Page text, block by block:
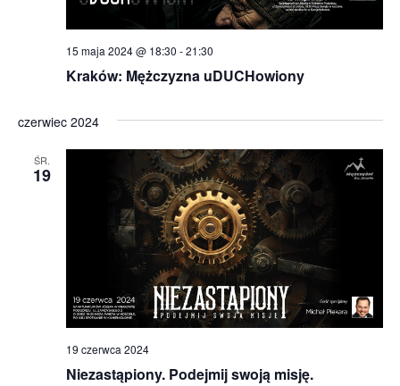
Kraków: Mężczyzna uDUCHowiony
15 maja 2024 @ 18:30 -21:30
czerwiec 2024
ŚR.
19
Niezastąpiony. Podejmij swoją misję.
19 czerwca 2024